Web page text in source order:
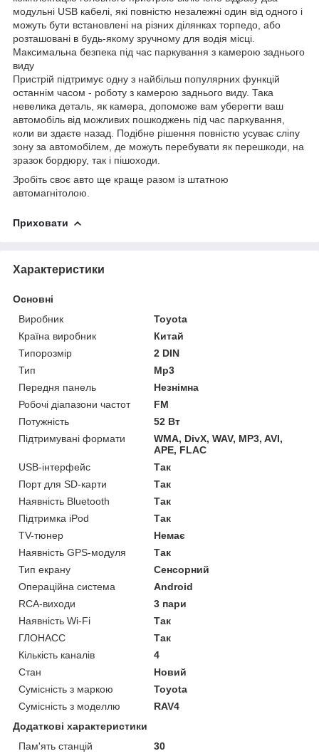
модульні USB кабелі, які повністю незалежні один від одного і
можуть бути встановлені на різних ділянках торпедо, або
розташовані в будь-якому зручному для водія місці.
Максимальна безпека під час паркування з камерою заднього
виду
Пристрій підтримує одну з найбільш популярних функцій
останнім часом - роботу з камерою заднього виду. Така
невелика деталь, як камера, допоможе вам уберегти ваш
автомобіль від можливих пошкоджень під час паркування,
коли ви здаєте назад. Подібне рішення повністю усуває сліпу
зону за автомобілем, де можуть перебувати як перешкоди, на
зразок бордюру, так і пішоходи.
Зробіть своє авто ще краще разом із штатною
автомагнітолою.
Приховати
Характеристики
Основні
Виробник
Toyota
Країна виробник
Китай
Типорозмір
2 DIN
Тип
Mp3
Передня панель
Незнімна
Робочі діапазони частот
FM
Потужність
52 Вт
Підтримувані формати
WMA, DivX, WAV, MP3, AVI,
APE, FLAC
USB-інтерфейс
Так
Порт для SD-карти
Так
Наявність Bluetooth
Так
Підтримка iPod
Так
TV-тюнер
Немає
Наявність GPS-модуля
Так
Тип екрану
Сенсорний
Операційна система
Android
RCA-виходи
3 пари
Наявність Wi-Fi
Так
ГЛОНАСС
Так
Кількість каналів
4
Стан
Новий
Сумісність з маркою
Toyota
Сумісність з моделлю
RAV4
Додаткові характеристики
Пам'ять станцій
30